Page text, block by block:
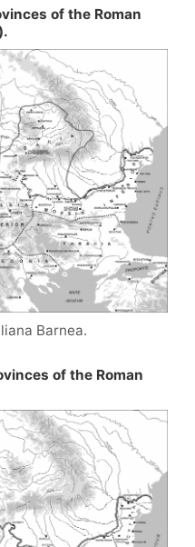
of the Roman
Barnea.
of the Roman